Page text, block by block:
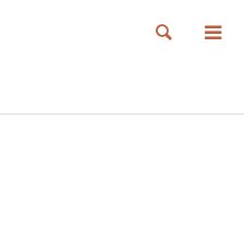
検索